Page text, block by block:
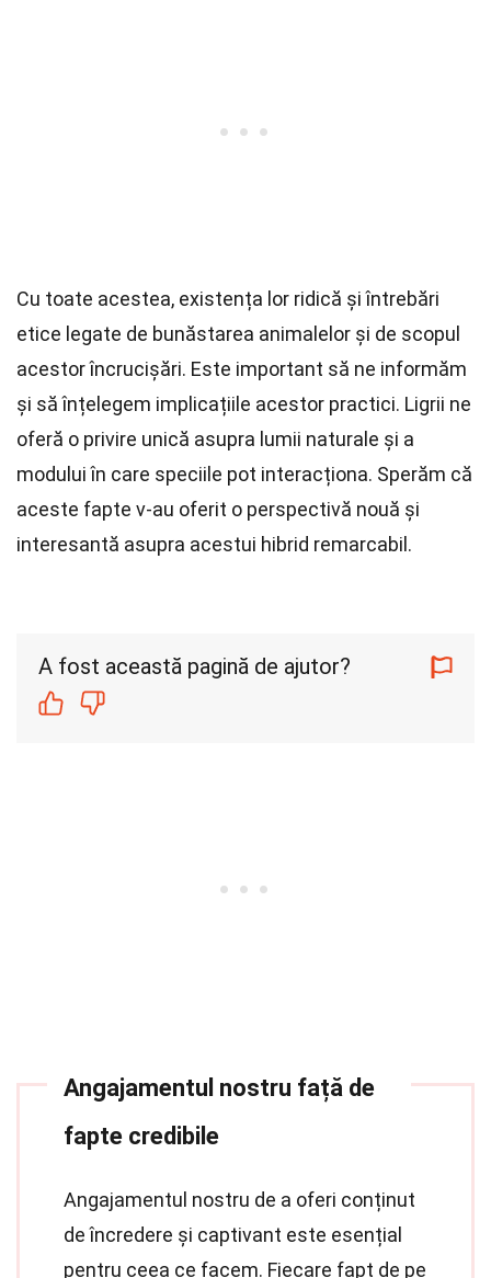
Cu toate acestea, existența lor ridică și întrebări
etice legate de bunăstarea animalelor și de scopul
acestor încrucișări. Este important să ne informăm
și să înțelegem implicațiile acestor practici. Ligrii ne
oferă o privire unică asupra lumii naturale și a
modului în care speciile pot interacționa. Sperăm că
aceste fapte v-au oferit o perspectivă nouă și
interesantă asupra acestui hibrid remarcabil.
A fost această pagină de ajutor?
Angajamentul nostru față de
fapte credibile
Angajamentul nostru de a oferi conținut
de încredere și captivant este esențial
pentru ceea ce facem. Fiecare fapt de pe